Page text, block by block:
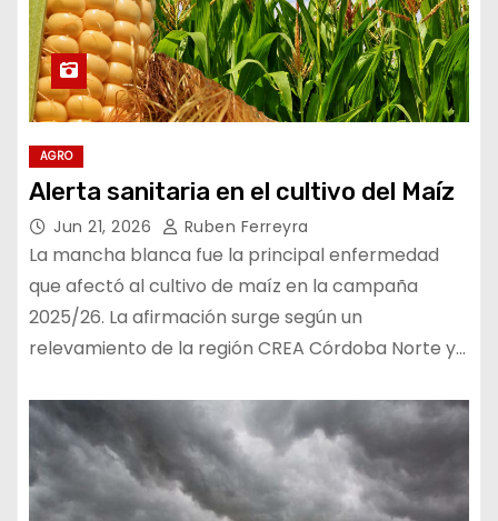
AGRO
Alerta sanitaria en el cultivo del Maíz
Jun 21, 2026 Ruben Ferreyra
La mancha blanca fue la principal enfermedad
que afectó al cultivo de maíz en la campaña
2025/26. La afirmación surge según un
relevamiento de la región CREA Córdoba Norte y…